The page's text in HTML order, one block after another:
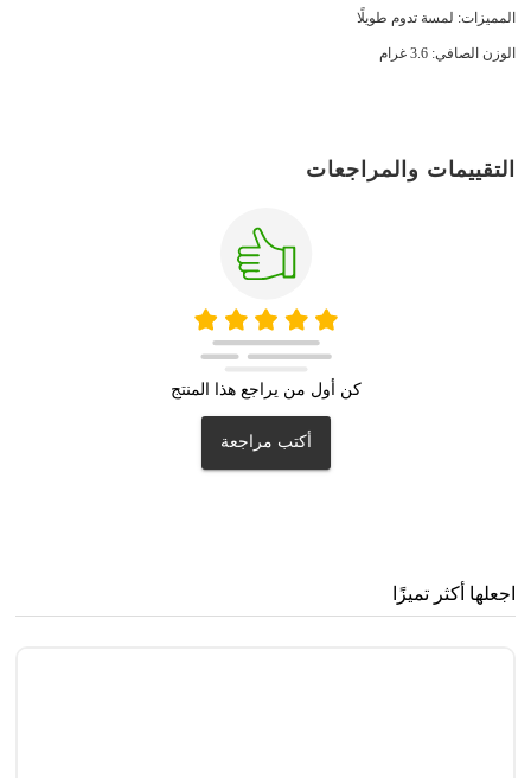
المميزات: لمسة تدوم طويلًا
الوزن الصافي: 3.6 غرام
التقييمات والمراجعات
كن أول من يراجع هذا المنتج
أكتب مراجعة
اجعلها أكثر تميزًا